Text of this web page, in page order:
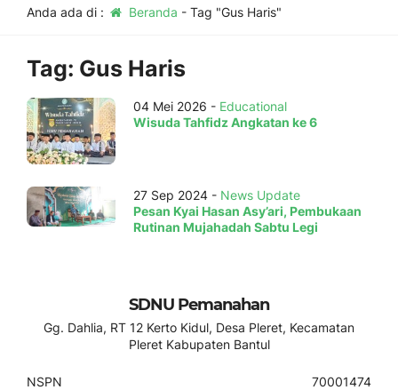
Anda ada di : Beranda - Tag "Gus Haris"
Tag: Gus Haris
04 Mei 2026 - Educational
Wisuda Tahfidz Angkatan ke 6
27 Sep 2024 - News Update
Pesan Kyai Hasan Asy’ari, Pembukaan
Rutinan Mujahadah Sabtu Legi
SDNU Pemanahan
Gg. Dahlia, RT 12 Kerto Kidul, Desa Pleret, Kecamatan
Pleret Kabupaten Bantul
NSPN 70001474